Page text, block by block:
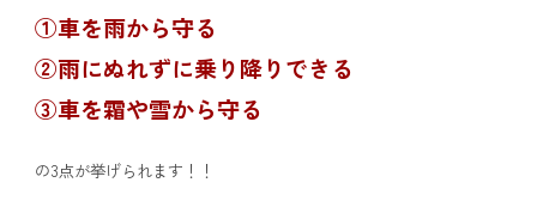
①車を雨から守る
②雨にぬれずに乗り降りできる
③車を霜や雪から守る
の3点が挙げられます！！